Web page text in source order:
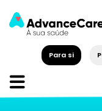
Para si